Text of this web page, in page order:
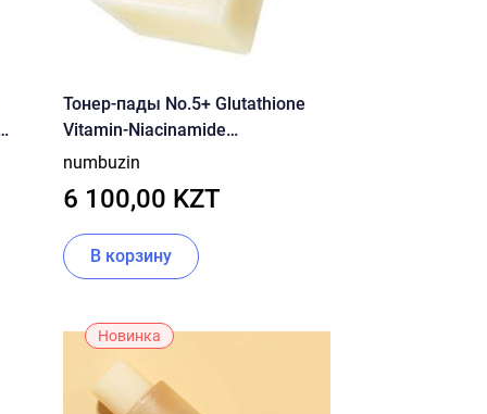
Тонер-пады No.5+ Glutathione
Vitamin-Niacinamide
Concentrated Pad 190ml
numbuzin
6 100,00 KZT
В корзину
Новинка